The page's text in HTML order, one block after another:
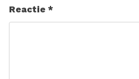
Reactie *